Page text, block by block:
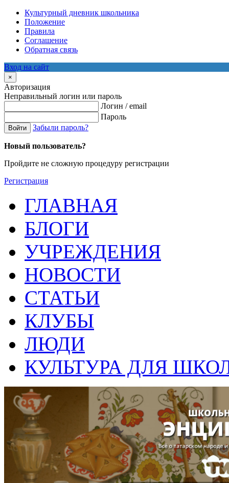
Культурный дневник школьника
Положение
Правила
Соглашение
Обратная связь
Вход на сайт
×
Авторизация
Неправильный логин или пароль
Логин / email
Пароль
Войти Забыли пароль?
Новый пользователь?
Пройдите не сложную процедуру регистрации
Регистрация
ГЛАВНАЯ
БЛОГИ
УЧРЕЖДЕНИЯ
НОВОСТИ
СТАТЬИ
КЛУБЫ
ЛЮДИ
КУЛЬТУРА ДЛЯ